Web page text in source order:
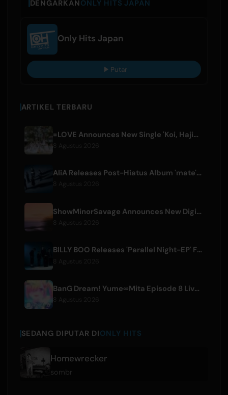
DENGARKANONLY HITS JAPAN
Only Hits Japan
Putar
ARTIKEL TERBARU
=LOVE Announces New Single 'Koi, Hajimemashita.' and Tokyo Dome Concerts
AliA Releases Post-Hiatus Album 'mate', Announces Tokyo Live
ShowMinorSavage Announces New Digital Single 'Gradation'
BILLY BOO Releases 'Parallel Night-EP' Featuring TV Drama Theme Song
BanG Dream! Yume∞Mita Episode 8 Live Clip Released
SEDANG DIPUTAR DIONLY HITS
Homewrecker
sombr